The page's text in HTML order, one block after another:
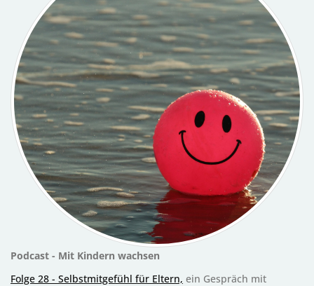
Podcast - Mit Kindern wachsen
Folge 28 - Selbstmitgefühl für Eltern, ein Gespräch mit